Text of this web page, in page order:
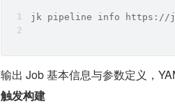
jk pipeline info https://
输出 Job 基本信息与参数定义，
触发构建